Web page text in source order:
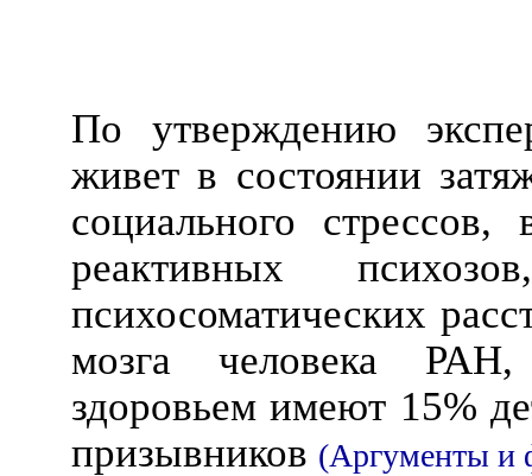
По утверждению
живет в состоянии
социального
реактивных
психосоматических
мозга человека
здоровьем имеют 15%
призывников (Аргументы и